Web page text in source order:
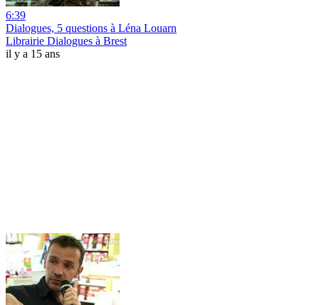
6:39
Dialogues, 5 questions à Léna Louarn
Librairie Dialogues à Brest
il y a 15 ans